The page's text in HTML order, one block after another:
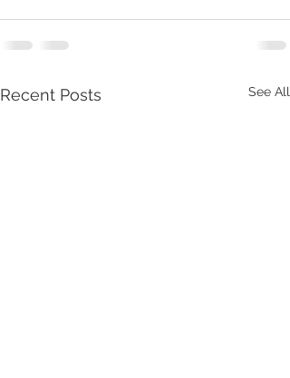
Recent Posts See All